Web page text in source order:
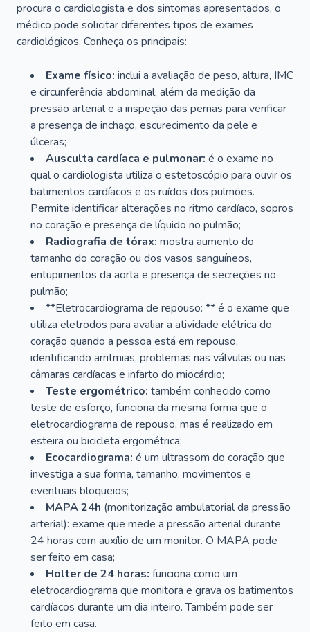
procura o cardiologista e dos sintomas apresentados, o
médico pode solicitar diferentes tipos de exames
cardiológicos. Conheça os principais:
Exame físico: inclui a avaliação de peso, altura, IMC
e circunferência abdominal, além da medição da
pressão arterial e a inspeção das pernas para verificar
a presença de inchaço, escurecimento da pele e
úlceras;
Ausculta cardíaca e pulmonar: é o exame no
qual o cardiologista utiliza o estetoscópio para ouvir os
batimentos cardíacos e os ruídos dos pulmões.
Permite identificar alterações no ritmo cardíaco, sopros
no coração e presença de líquido no pulmão;
Radiografia de tórax: mostra aumento do
tamanho do coração ou dos vasos sanguíneos,
entupimentos da aorta e presença de secreções no
pulmão;
**Eletrocardiograma de repouso: ** é o exame que
utiliza eletrodos para avaliar a atividade elétrica do
coração quando a pessoa está em repouso,
identificando arritmias, problemas nas válvulas ou nas
câmaras cardíacas e infarto do miocárdio;
Teste ergométrico: também conhecido como
teste de esforço, funciona da mesma forma que o
eletrocardiograma de repouso, mas é realizado em
esteira ou bicicleta ergométrica;
Ecocardiograma: é um ultrassom do coração que
investiga a sua forma, tamanho, movimentos e
eventuais bloqueios;
MAPA 24h (monitorização ambulatorial da pressão
arterial): exame que mede a pressão arterial durante
24 horas com auxílio de um monitor. O MAPA pode
ser feito em casa;
Holter de 24 horas: funciona como um
eletrocardiograma que monitora e grava os batimentos
cardíacos durante um dia inteiro. Também pode ser
feito em casa.